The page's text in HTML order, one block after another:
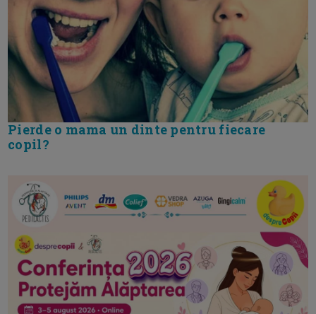
Pierde o mama un dinte pentru fiecare
copil?